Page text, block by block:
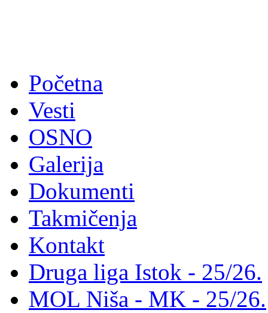
Početna
Vesti
OSNO
Galerija
Dokumenti
Takmičenja
Kontakt
Druga liga Istok - 25/26.
MOL Niša - MK - 25/26.